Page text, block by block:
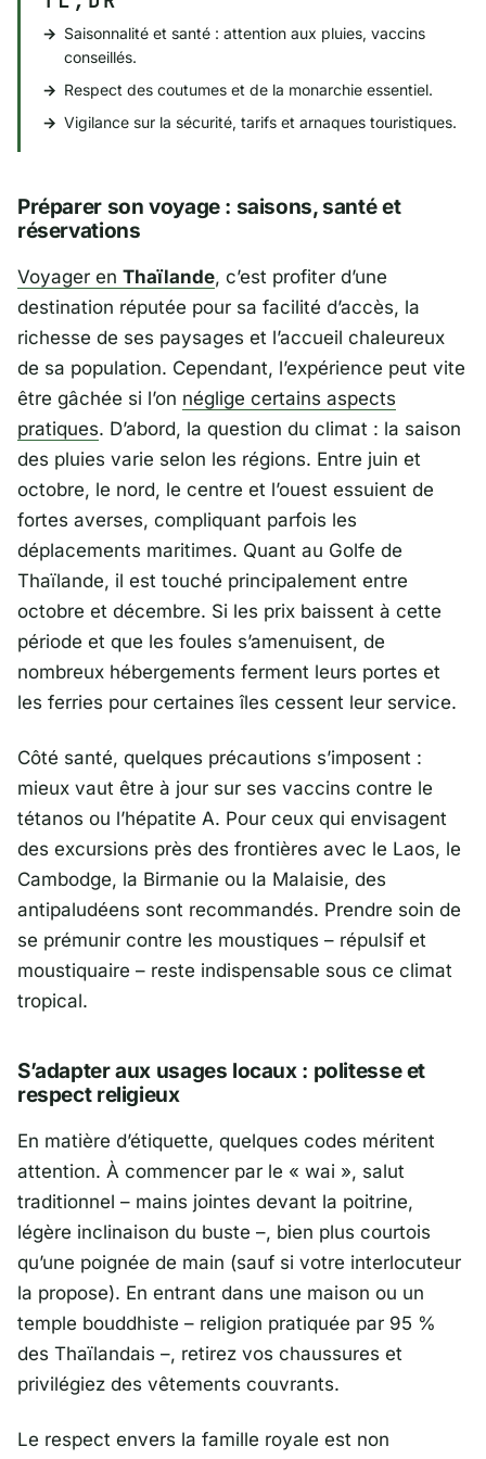
Saisonnalité et santé : attention aux pluies, vaccins
conseillés.
Respect des coutumes et de la monarchie essentiel.
Vigilance sur la sécurité, tarifs et arnaques touristiques.
Préparer son voyage : saisons, santé et
réservations
Voyager en Thaïlande, c’est profiter d’une
destination réputée pour sa facilité d’accès, la
richesse de ses paysages et l’accueil chaleureux
de sa population. Cependant, l’expérience peut vite
être gâchée si l’on néglige certains aspects
pratiques. D’abord, la question du climat : la saison
des pluies varie selon les régions. Entre juin et
octobre, le nord, le centre et l’ouest essuient de
fortes averses, compliquant parfois les
déplacements maritimes. Quant au Golfe de
Thaïlande, il est touché principalement entre
octobre et décembre. Si les prix baissent à cette
période et que les foules s’amenuisent, de
nombreux hébergements ferment leurs portes et
les ferries pour certaines îles cessent leur service.
Côté santé, quelques précautions s’imposent :
mieux vaut être à jour sur ses vaccins contre le
tétanos ou l’hépatite A. Pour ceux qui envisagent
des excursions près des frontières avec le Laos, le
Cambodge, la Birmanie ou la Malaisie, des
antipaludéens sont recommandés. Prendre soin de
se prémunir contre les moustiques – répulsif et
moustiquaire – reste indispensable sous ce climat
tropical.
S’adapter aux usages locaux : politesse et
respect religieux
En matière d’étiquette, quelques codes méritent
attention. À commencer par le « wai », salut
traditionnel – mains jointes devant la poitrine,
légère inclinaison du buste –, bien plus courtois
qu’une poignée de main (sauf si votre interlocuteur
la propose). En entrant dans une maison ou un
temple bouddhiste – religion pratiquée par 95 %
des Thaïlandais –, retirez vos chaussures et
privilégiez des vêtements couvrants.
Le respect envers la famille royale est non